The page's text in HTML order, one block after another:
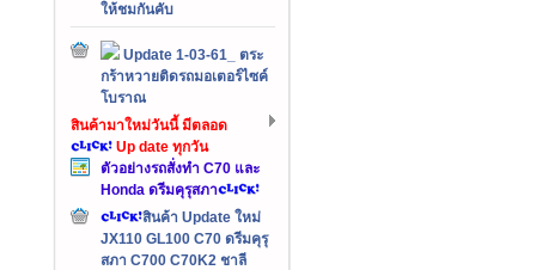
ให้ชมกันคับ
Update 1-03-61_ ตระ
กร้าหวายติดรถมอเตอร์ไซค์
โบราณ
สินค้ามาใหม่วันนี้ มีตลอด
Up date ทุกวัน
ตัวอย่างรถสั่งทำ C70 และ
Honda ดรีมคุรุสภา
สินค้า Update ใหม่
JX110 GL100 C70 ดรีมคุรุ
สภา C700 C70K2 ชาลี